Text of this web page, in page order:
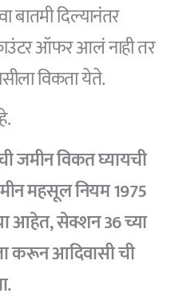
बातमी दिल्यानंतर
ऑफर आलं नाही तर
विकता येते.
जमीन विकत घ्यायची
महसूल नियम 1975
आहेत, सेक्शन 36 च्या
करून आदिवासी ची